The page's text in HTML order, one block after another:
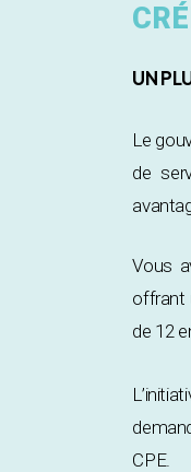
UN
Le
de
Vous
offrant
de 12
CPE.